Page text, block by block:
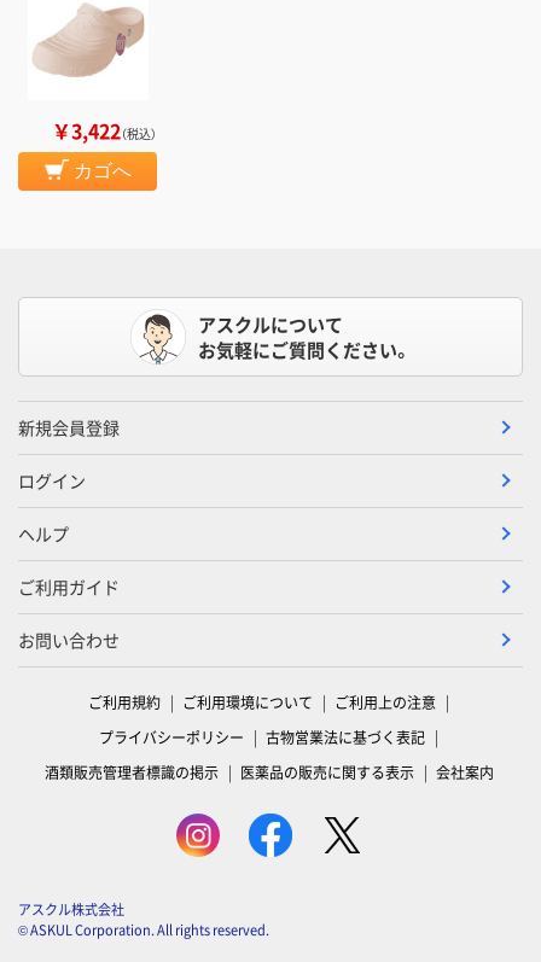
￥3,422（税込）
カゴへ
アスクルについて
お気軽にご質問ください。
新規会員登録
ログイン
ヘルプ
ご利用ガイド
お問い合わせ
ご利用規約 ご利用環境について
ご利用上の注意
プライバシーポリシー
古物営業法に基づく表記
酒類販売管理者標識の掲示
医薬品の販売に関する表示 会社案内
アスクル株式会社
© ASKUL Corporation. All rights reserved.